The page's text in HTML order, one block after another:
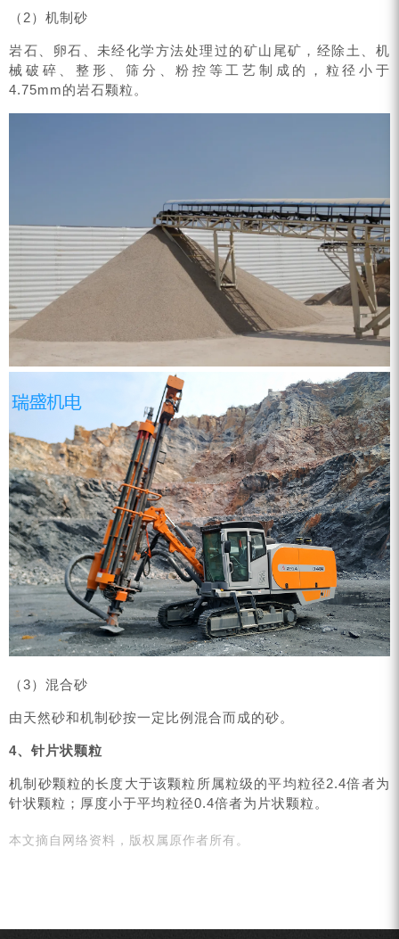
（2）机制砂
岩石、卵石、未经化学方法处理过的矿山尾矿，经除土、机
械破碎、整形、筛分、粉控等工艺制成的，粒径小于
4.75mm的岩石颗粒。
（3）混合砂
由天然砂和机制砂按一定比例混合而成的砂。
4、针片状颗粒
机制砂颗粒的长度大于该颗粒所属粒级的平均粒径2.4倍者为
针状颗粒；厚度小于平均粒径0.4倍者为片状颗粒。
本文摘自网络资料，版权属原作者所有。